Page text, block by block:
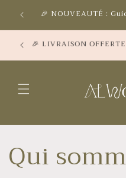
passer🎉 NOUVEAUTÉ :
🎉 LIVRAISON
Qui